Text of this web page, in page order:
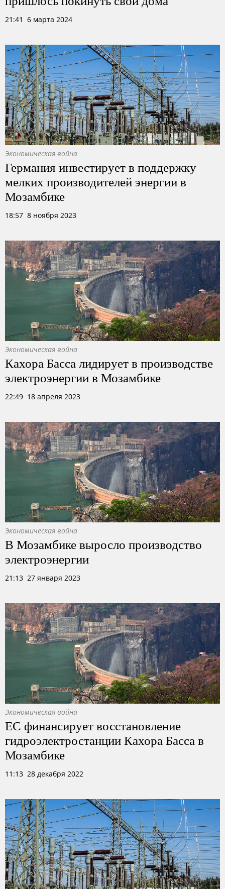
21:41 6 марта 2024
Экономическая война
Германия инвестирует в поддержку
мелких производителей энергии в
Мозамбике
18:57 8 ноября 2023
Экономическая война
Кахора Басса лидирует в производстве
электроэнергии в Мозамбике
22:49 18 апреля 2023
Экономическая война
В Мозамбике выросло производство
электроэнергии
21:13 27 января 2023
Экономическая война
ЕС финансирует восстановление
гидроэлектростанции Кахора Басса в
Мозамбике
11:13 28 декабря 2022